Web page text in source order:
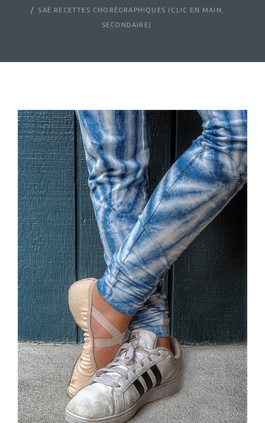
SAÉ RECETTES CHORÉGRAPHIQUES (CLIC EN MAIN,
SECONDAIRE)